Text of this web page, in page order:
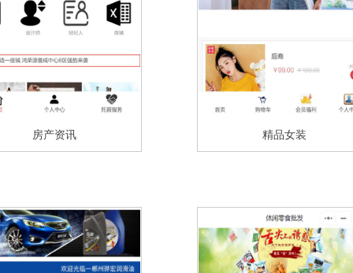
房产资讯 精品女装